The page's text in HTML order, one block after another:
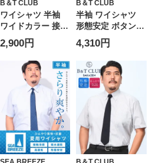
B＆T CLUB
ワイシャツ 半袖
ワイドカラー 接触
冷感 通気性 ソフ
トタッチ ビジネス
Yシャツ 涼しい 春
夏 3L 4L 5L 6L ホ
ワイト グレー 大
きいサイズ メンズ
2,900円
B＆T CLUB
半袖 ワイシャツ
形態安定 ボタンダ
ウン RELAXBODY
大きいサイズ メン
4,310円